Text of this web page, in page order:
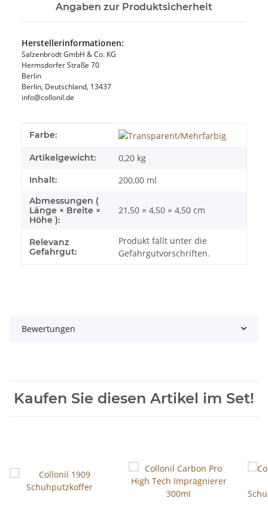
Angaben zur Produktsicherheit
Herstellerinformationen:
Salzenbrodt GmbH & Co. KG
Hermsdorfer Straße 70
Berlin
Berlin, Deutschland, 13437
info@collonil.de
Produkteigenschaft
Wert
Farbe:
Artikelgewicht: 0,20 kg
Inhalt: 200,00 ml
Abmessungen (
Länge × Breite ×
Höhe ):
21,50 × 4,50 × 4,50 cm
Relevanz
Gefahrgut:
Produkt fällt unter die
Gefahrgutvorschriften.
Bewertungen
Kaufen Sie diesen Artikel im Set!